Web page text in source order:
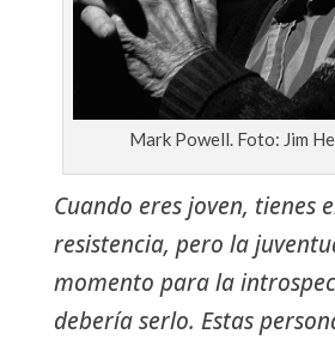
Mark Powell. Foto: Jim
Cuando eres joven, tienes
resistencia, pero la
momento para la
debería serlo. Estas